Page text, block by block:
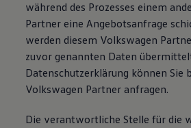
während des Prozesses einem
Partner eine Angebotsanfrage
werden diesem Volkswagen
zuvor genannten Daten
Datenschutzerklärung können Sie
Volkswagen Partner anfragen.
Die verantwortliche Stelle für die